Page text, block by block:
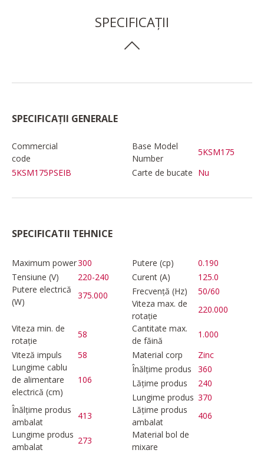
SPECIFICAȚII
SPECIFICAȚII GENERALE
Commercial
code
5KSM175PSEIB
Base Model
Number
5KSM175
Carte de bucate Nu
SPECIFICATII TEHNICE
Maximum power300 Putere (cp)
0.190
Tensiune (V)
220-240 Curent (A)
125.0
Putere electrică
(W)
375.000 Frecvență (Hz)
50/60
Viteza max. de
rotație
220.000
Viteza min. de
rotație
58
Cantitate max.
de făină
1.000
Viteză impuls
58 Material corp
Zinc
Lungime cablu
de alimentare
electrică (cm)
106
Înălțime produs
360
Lățime produs
240
Lungime produs 370
Înălțime produs
ambalat
413
Lățime produs
ambalat
406
Lungime produs
ambalat
273
Material bol de
mixare